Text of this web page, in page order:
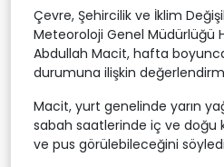
Çevre, Şehircilik ve İklim
Meteoroloji Genel Müdürlüğü
Abdullah Macit, hafta
durumuna ilişkin
Macit, yurt genelinde yarın
sabah saatlerinde iç ve doğu
ve pus görülebileceğini